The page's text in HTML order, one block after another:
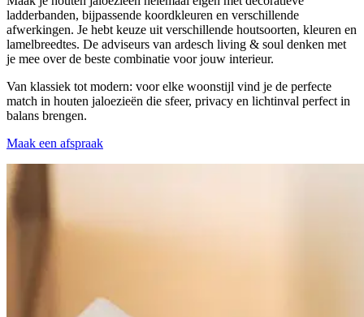
ladderbanden, bijpassende koordkleuren en verschillende
afwerkingen. Je hebt keuze uit verschillende houtsoorten, kleuren en
lamelbreedtes. De adviseurs van ardesch living & soul denken met
je mee over de beste combinatie voor jouw interieur.
Van klassiek tot modern: voor elke woonstijl vind je de perfecte
match in houten jaloezieën die sfeer, privacy en lichtinval perfect in
balans brengen.
Maak een afspraak